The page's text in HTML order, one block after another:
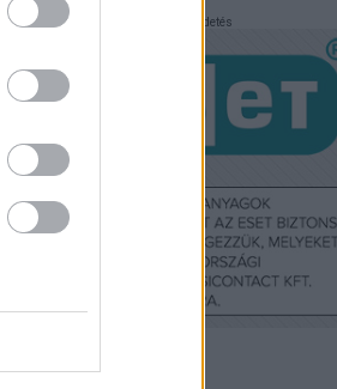
Hirdetés